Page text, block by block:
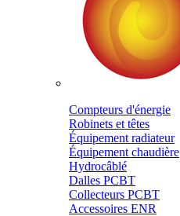
Compteurs d'énergie
Robinets et têtes
Équipement radiateur
Équipement chaudière
Hydrocâblé
Dalles PCBT
Collecteurs PCBT
Accessoires ENR